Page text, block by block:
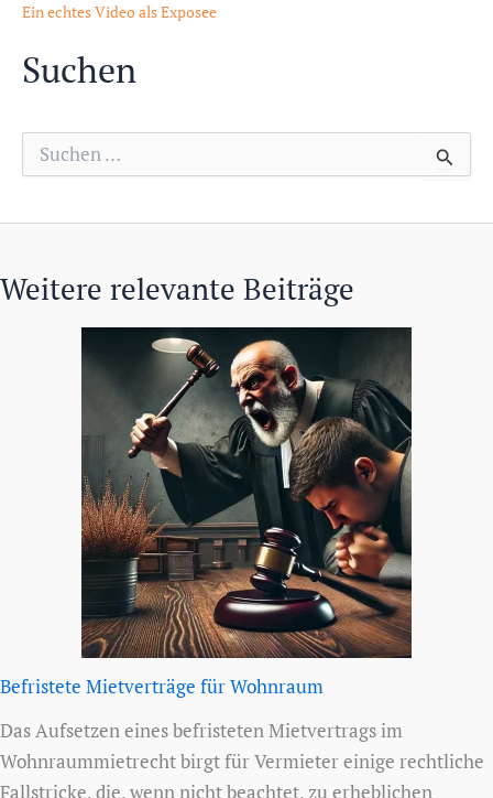
Ein echtes Video als Exposee
Suchen
e
a
Weitere relevante Beiträge
Befristete Mietverträge für Wohnraum
Das Aufsetzen eines befristeten Mietvertrags im
Wohnraummietrecht birgt für Vermieter einige rechtliche
Fallstricke, die, wenn nicht beachtet, zu erheblichen